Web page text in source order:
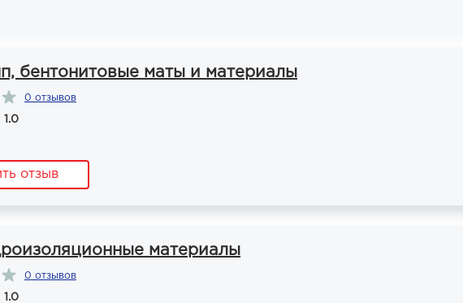
бентонитовые маты и материалы
0 отзывов
отзыв
материалы
0 отзывов